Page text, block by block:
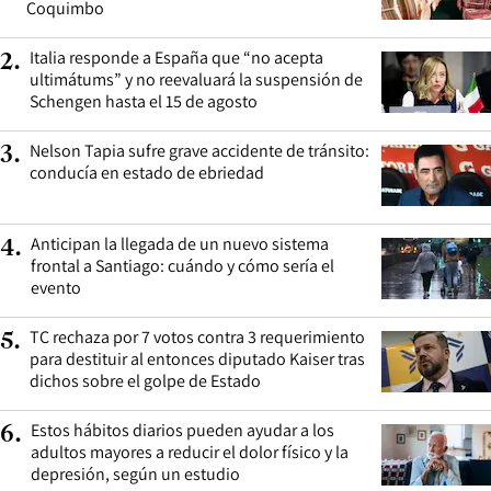
Coquimbo
2. Italia responde a España que “no acepta
ultimátums” y no reevaluará la suspensión de
Schengen hasta el 15 de agosto
3. Nelson Tapia sufre grave accidente de tránsito:
conducía en estado de ebriedad
4. Anticipan la llegada de un nuevo sistema
frontal a Santiago: cuándo y cómo sería el
evento
5. TC rechaza por 7 votos contra 3 requerimiento
para destituir al entonces diputado Kaiser tras
dichos sobre el golpe de Estado
6. Estos hábitos diarios pueden ayudar a los
adultos mayores a reducir el dolor físico y la
depresión, según un estudio